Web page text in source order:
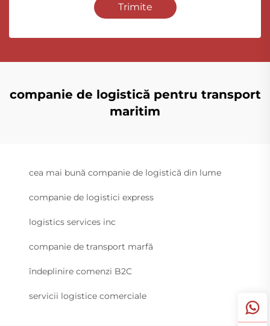
Trimite
companie de logistică pentru transport
maritim
cea mai bună companie de logistică din lume
companie de logistici express
logistics services inc
companie de transport marfă
îndeplinire comenzi B2C
servicii logistice comerciale